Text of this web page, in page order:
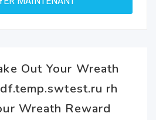
Out Your Wreath
rh
Wreath Reward